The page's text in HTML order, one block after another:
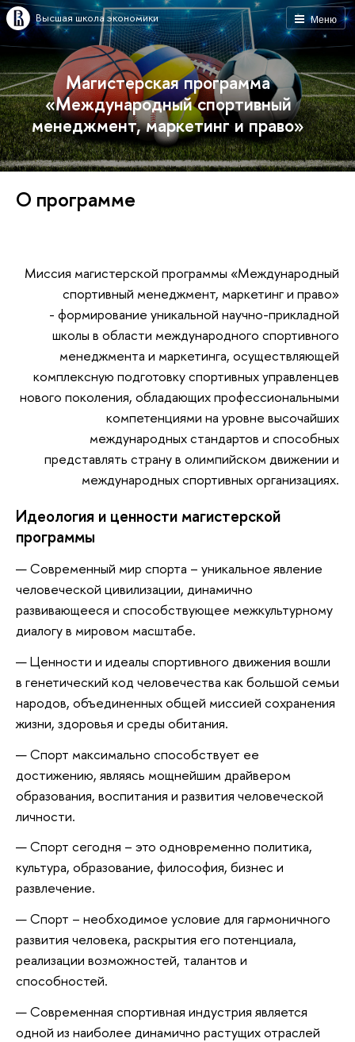
Меню
Высшая школа экономики
Магистерская программа
«Международный спортивный
менеджмент, маркетинг и право»
О программе
Миссия магистерской программы «Международный
спортивный менеджмент, маркетинг и право»
- формирование уникальной научно-прикладной
школы в области международного спортивного
менеджмента и маркетинга, осуществляющей
комплексную подготовку спортивных управленцев
нового поколения, обладающих профессиональными
компетенциями на уровне высочайших
международных стандартов и способных
представлять страну в олимпийском движении и
международных спортивных организациях.
Идеология и ценности магистерской
программы
Современный мир спорта – уникальное явление
человеческой цивилизации, динамично
развивающееся и способствующее межкультурному
диалогу в мировом масштабе.
Ценности и идеалы спортивного движения вошли
в генетический код человечества как большой семьи
народов, объединенных общей миссией сохранения
жизни, здоровья и среды обитания.
Спорт максимально способствует ее
достижению, являясь мощнейшим драйвером
образования, воспитания и развития человеческой
личности.
Спорт сегодня – это одновременно политика,
культура, образование, философия, бизнес и
развлечение.
Спорт – необходимое условие для гармоничного
развития человека, раскрытия его потенциала,
реализации возможностей, талантов и
способностей.
Современная спортивная индустрия является
одной из наиболее динамично растущих отраслей